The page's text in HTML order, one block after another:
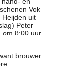
Vok
Heijden uit
Peter
om 8:00 uur
brouwer